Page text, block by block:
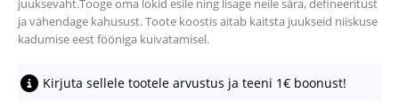
juuksevaht.Tooge oma lokid esile ning lisage neile sära, defineeritust
ja vähendage kahusust. Toote koostis aitab kaitsta juukseid niiskuse
kadumise eest fööniga kuivatamisel.
Kirjuta sellele tootele arvustus ja teeni 1€ boonust!